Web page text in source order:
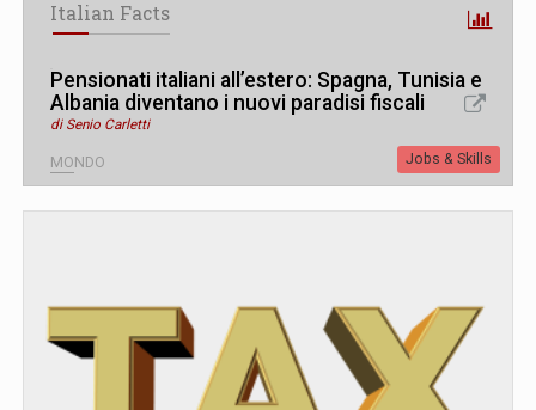
Italian Facts
Pensionati italiani all’estero: Spagna, Tunisia e
Albania diventano i nuovi paradisi fiscali
di Senio Carletti
MONDO Jobs & Skills